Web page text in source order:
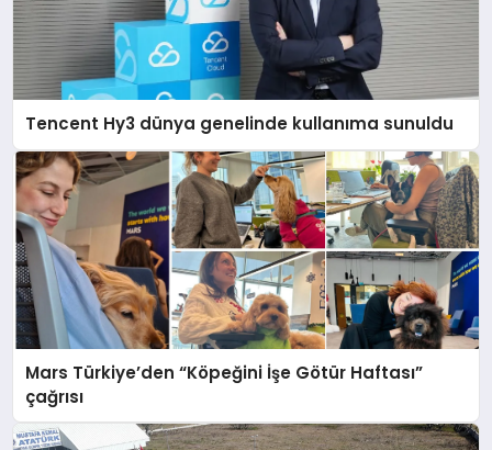
Tencent Hy3 dünya genelinde kullanıma sunuldu
Mars Türkiye’den “Köpeğini İşe Götür Haftası”
çağrısı